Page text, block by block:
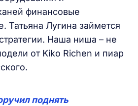
финансовые
Татьяна Лугина займется
Наша ниша – не
от Kiko Richen и пиар
поднять